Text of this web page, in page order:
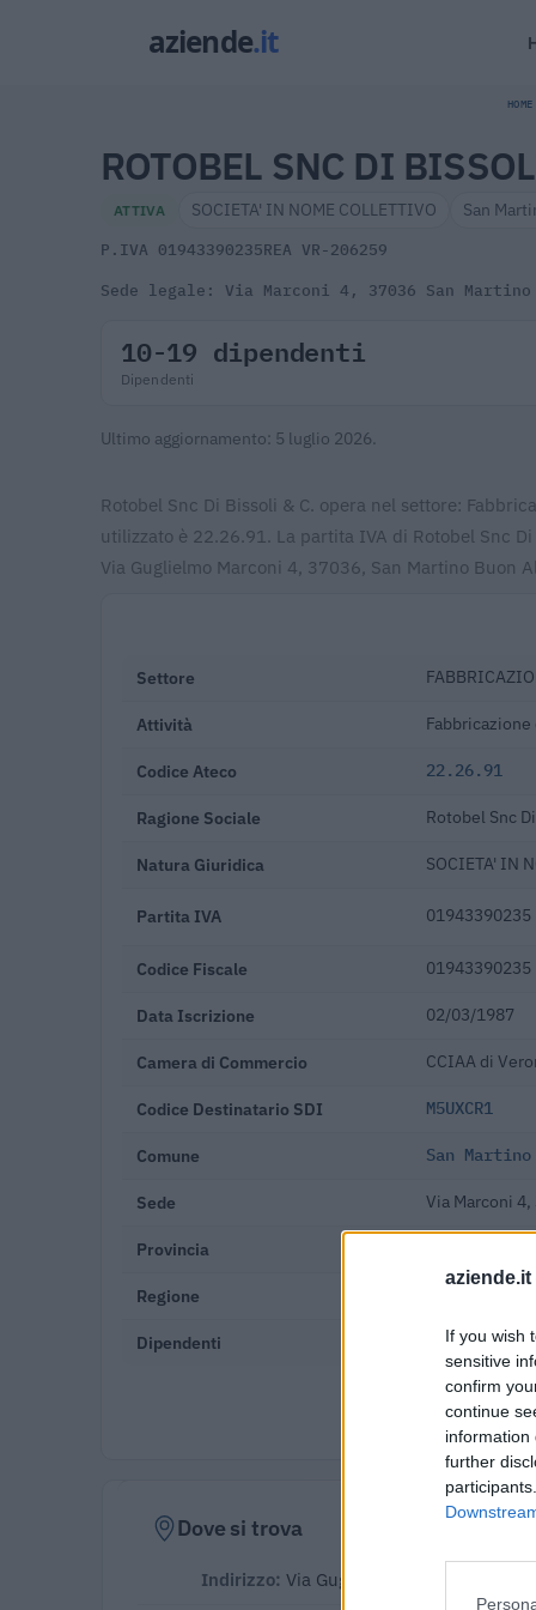
aziende.it
If you wish
sensitive
confirm
continue
information
further
HOME
ROTOBEL SNC DI
ATTIVA SOCIETA' IN NOME COLLETTIVO San
P.IVA 01943390235REA VR-206259
Sede legale: Via Marconi 4, 37036 San Martino
10-19 dipendenti
Dipendenti
Ultimo aggiornamento: 5 luglio 2026.
Rotobel Snc Di Bissoli & C. opera nel settore:
utilizzato è 22.26.91. La partita IVA di Rotobel Snc
Via Guglielmo Marconi 4, 37036, San Martino Buon
Settore
Attività
Codice Ateco 22.26.91
Ragione Sociale Rotobel Snc
Natura Giuridica SOCIETA' IN
Partita IVA 01943390235
Codice Fiscale 01943390235
Data Iscrizione 02/03/1987
Camera di Commercio CCIAA di
Codice Destinatario SDI M5UXCR1
Comune San
Sede Via Marconi
Provincia
Regione
Dipendenti 10-19
Dove si trova
Indirizzo: Via Guglielmo Marconi 4, 37036